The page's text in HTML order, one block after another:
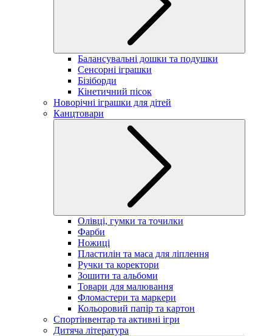
Балансувальні дошки та подушки
Сенсорні іграшки
Бізіборди
Кінетичний пісок
Новорічні іграшки для дітей
Канцтовари
Олівці, гумки та точилки
Фарби
Ножиці
Пластилін та маса для ліплення
Ручки та коректори
Зошити та альбоми
Товари для малювання
Фломастери та маркери
Кольоровий папір та картон
Спортінвентар та активні ігри
Дитяча література